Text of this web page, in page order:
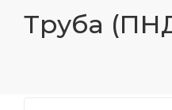
Труба